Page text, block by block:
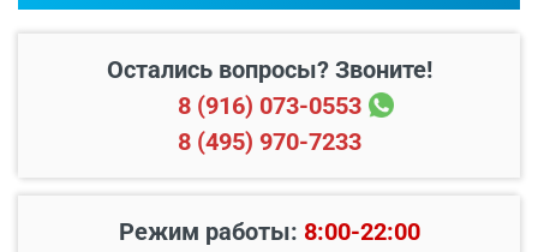
каталогом входных дверей, образцами
Остались вопросы? Звоните!
8 (916) 073-0553
8 (495) 970-7233
Режим работы: 8:00-22:00